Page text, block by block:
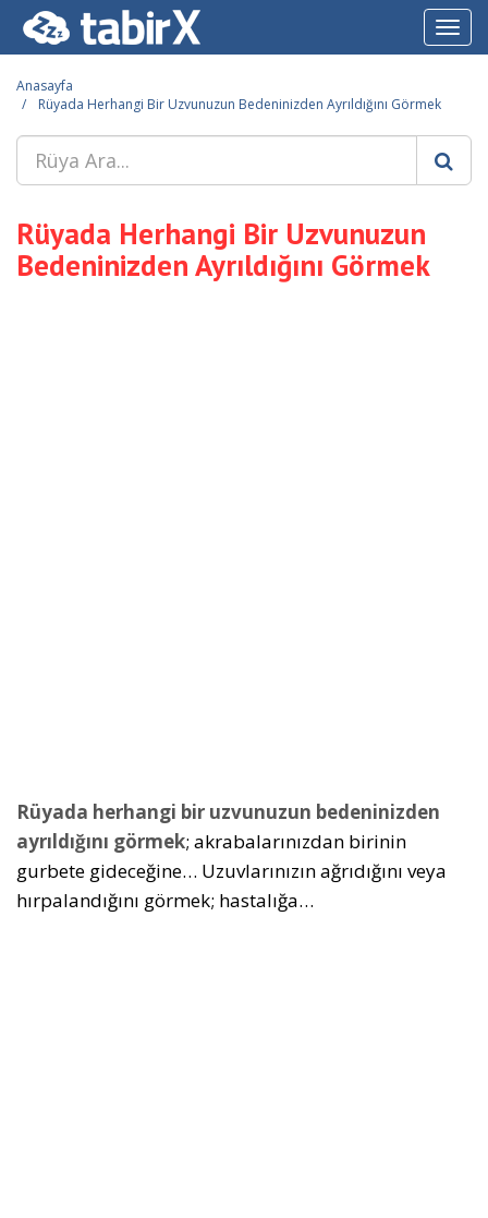
Anasayfa
Rüyada Herhangi Bir Uzvunuzun Bedeninizden Ayrıldığını Görmek
Rüyada Herhangi Bir Uzvunuzun
Bedeninizden Ayrıldığını Görmek
Rüyada herhangi bir uzvunuzun bedeninizden
ayrıldığını görmek; akrabalarınızdan birinin
gurbete gideceğine… Uzuvlarınızın ağrıdığını veya
hırpalandığını görmek; hastalığa…